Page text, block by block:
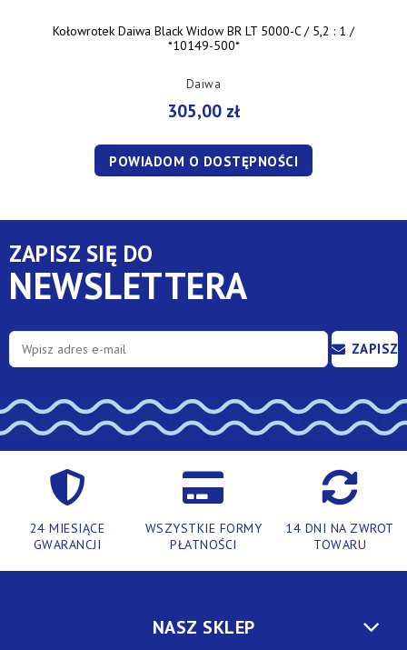
Kołowrotek Daiwa Black Widow BR LT 5000-C / 5,2 : 1 /
*10149-500*
Daiwa
305,00 zł
POWIADOM O DOSTĘPNOŚCI
ZAPISZ SIĘ DO
NEWSLETTERA
ZAPISZ
24 MIESIĄCE
GWARANCJI
WSZYSTKIE FORMY
PŁATNOŚCI
14 DNI NA ZWROT
TOWARU
NASZ SKLEP